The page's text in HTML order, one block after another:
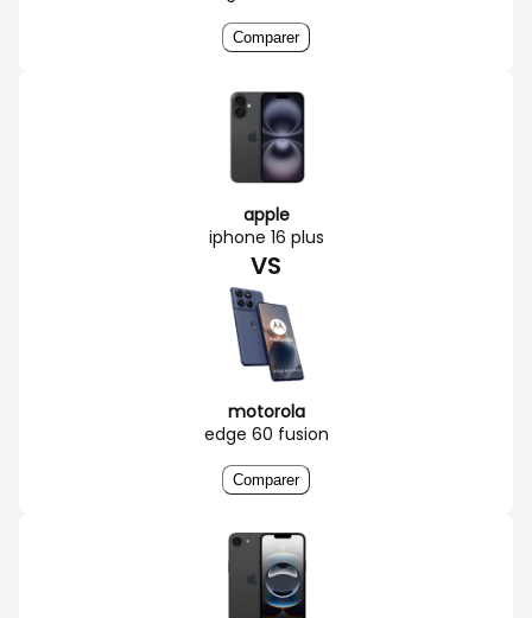
Comparer
apple
iphone 16 plus
VS
motorola
edge 60 fusion
Comparer